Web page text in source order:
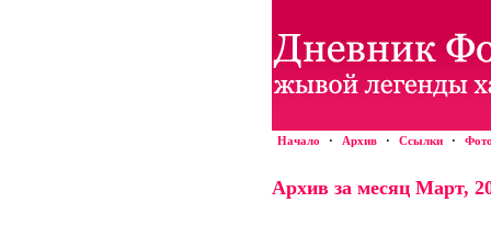
Начало · Архив · Ссылки ·
Архив за месяц Март,